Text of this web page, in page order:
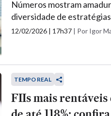
Números mostram
diversidade de
12/02/2026 | 17h37 | Por Igor
TEMPO REAL
FIIs mais rentáveis